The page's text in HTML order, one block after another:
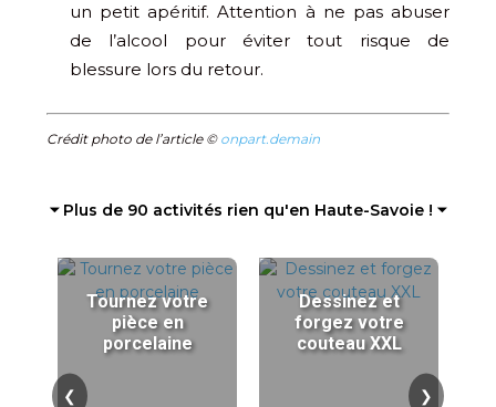
un petit apéritif. Attention à ne pas abuser
de l’alcool pour éviter tout risque de
blessure lors du retour.
Crédit photo de l’article © onpart.demain
⏷ Plus de 90 activités rien qu'en Haute-Savoie ! ⏷
Tournez votre
pièce en
porcelaine
Dessinez et
forgez votre
couteau XXL
❮ ❯